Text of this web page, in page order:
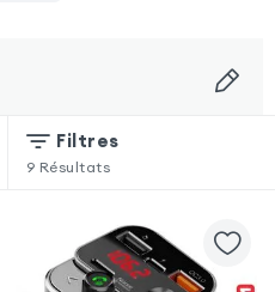
Filtres
9 Résultats